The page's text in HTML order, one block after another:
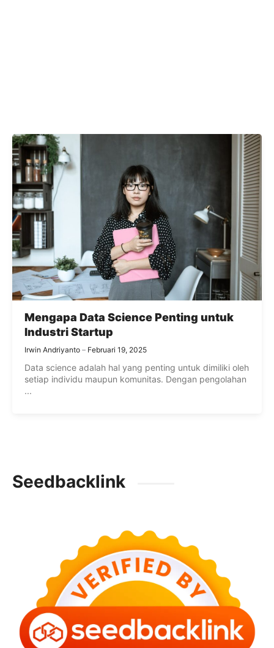
Mengapa Data Science Penting untuk
Industri Startup
Irwin Andriyanto Februari 19, 2025
Data science adalah hal yang penting untuk dimiliki oleh
setiap individu maupun komunitas. Dengan pengolahan
...
Seedbacklink